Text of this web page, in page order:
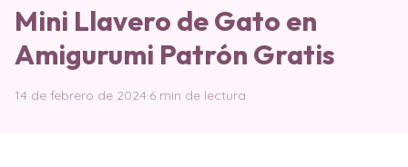
Mini Llavero de Gato en
Amigurumi Patrón Gratis
14 de febrero de 2024·6 min de lectura